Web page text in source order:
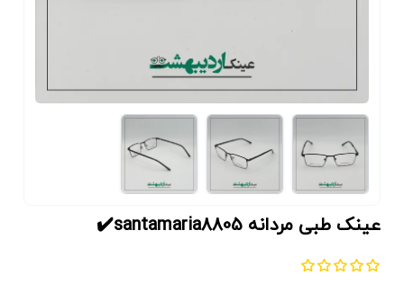
عینک طبی مردانه santamaria8805✔️